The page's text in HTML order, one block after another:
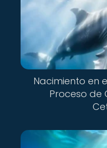
Nacimiento en
Proceso de